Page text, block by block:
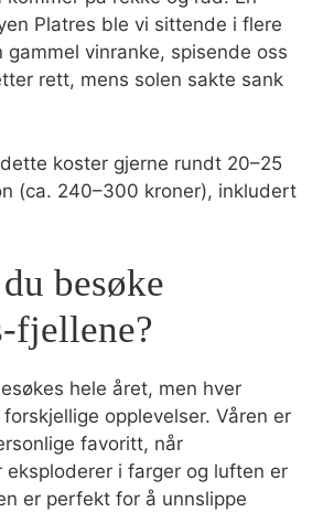
Platres ble vi sittende i flere
gammel vinranke, spisende oss
rett, mens solen sakte sank
koster gjerne rundt 20–25
(ca. 240–300 kroner), inkludert
besøke
fjellene?
hele året, men hver
opplevelser. Våren er
favoritt, når
eksploderer i farger og luften er
er perfekt for å unnslippe